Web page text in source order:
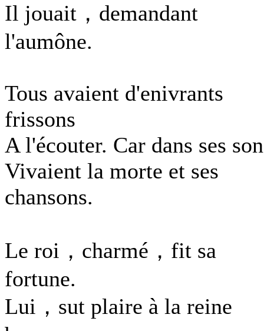
Il jouait，demandant
l'aumône.
Tous avaient d'enivrants
frissons
A l'écouter. Car dans ses
Vivaient la morte et ses
chansons.
Le roi，charmé，fit sa
fortune.
Lui，sut plaire à la reine